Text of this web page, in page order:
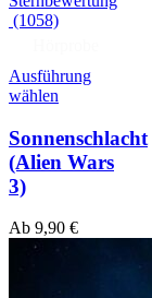
(1058)
Ausführung
wählen
Sonnenschlacht
(Alien Wars
3)
Ab 9,90 €